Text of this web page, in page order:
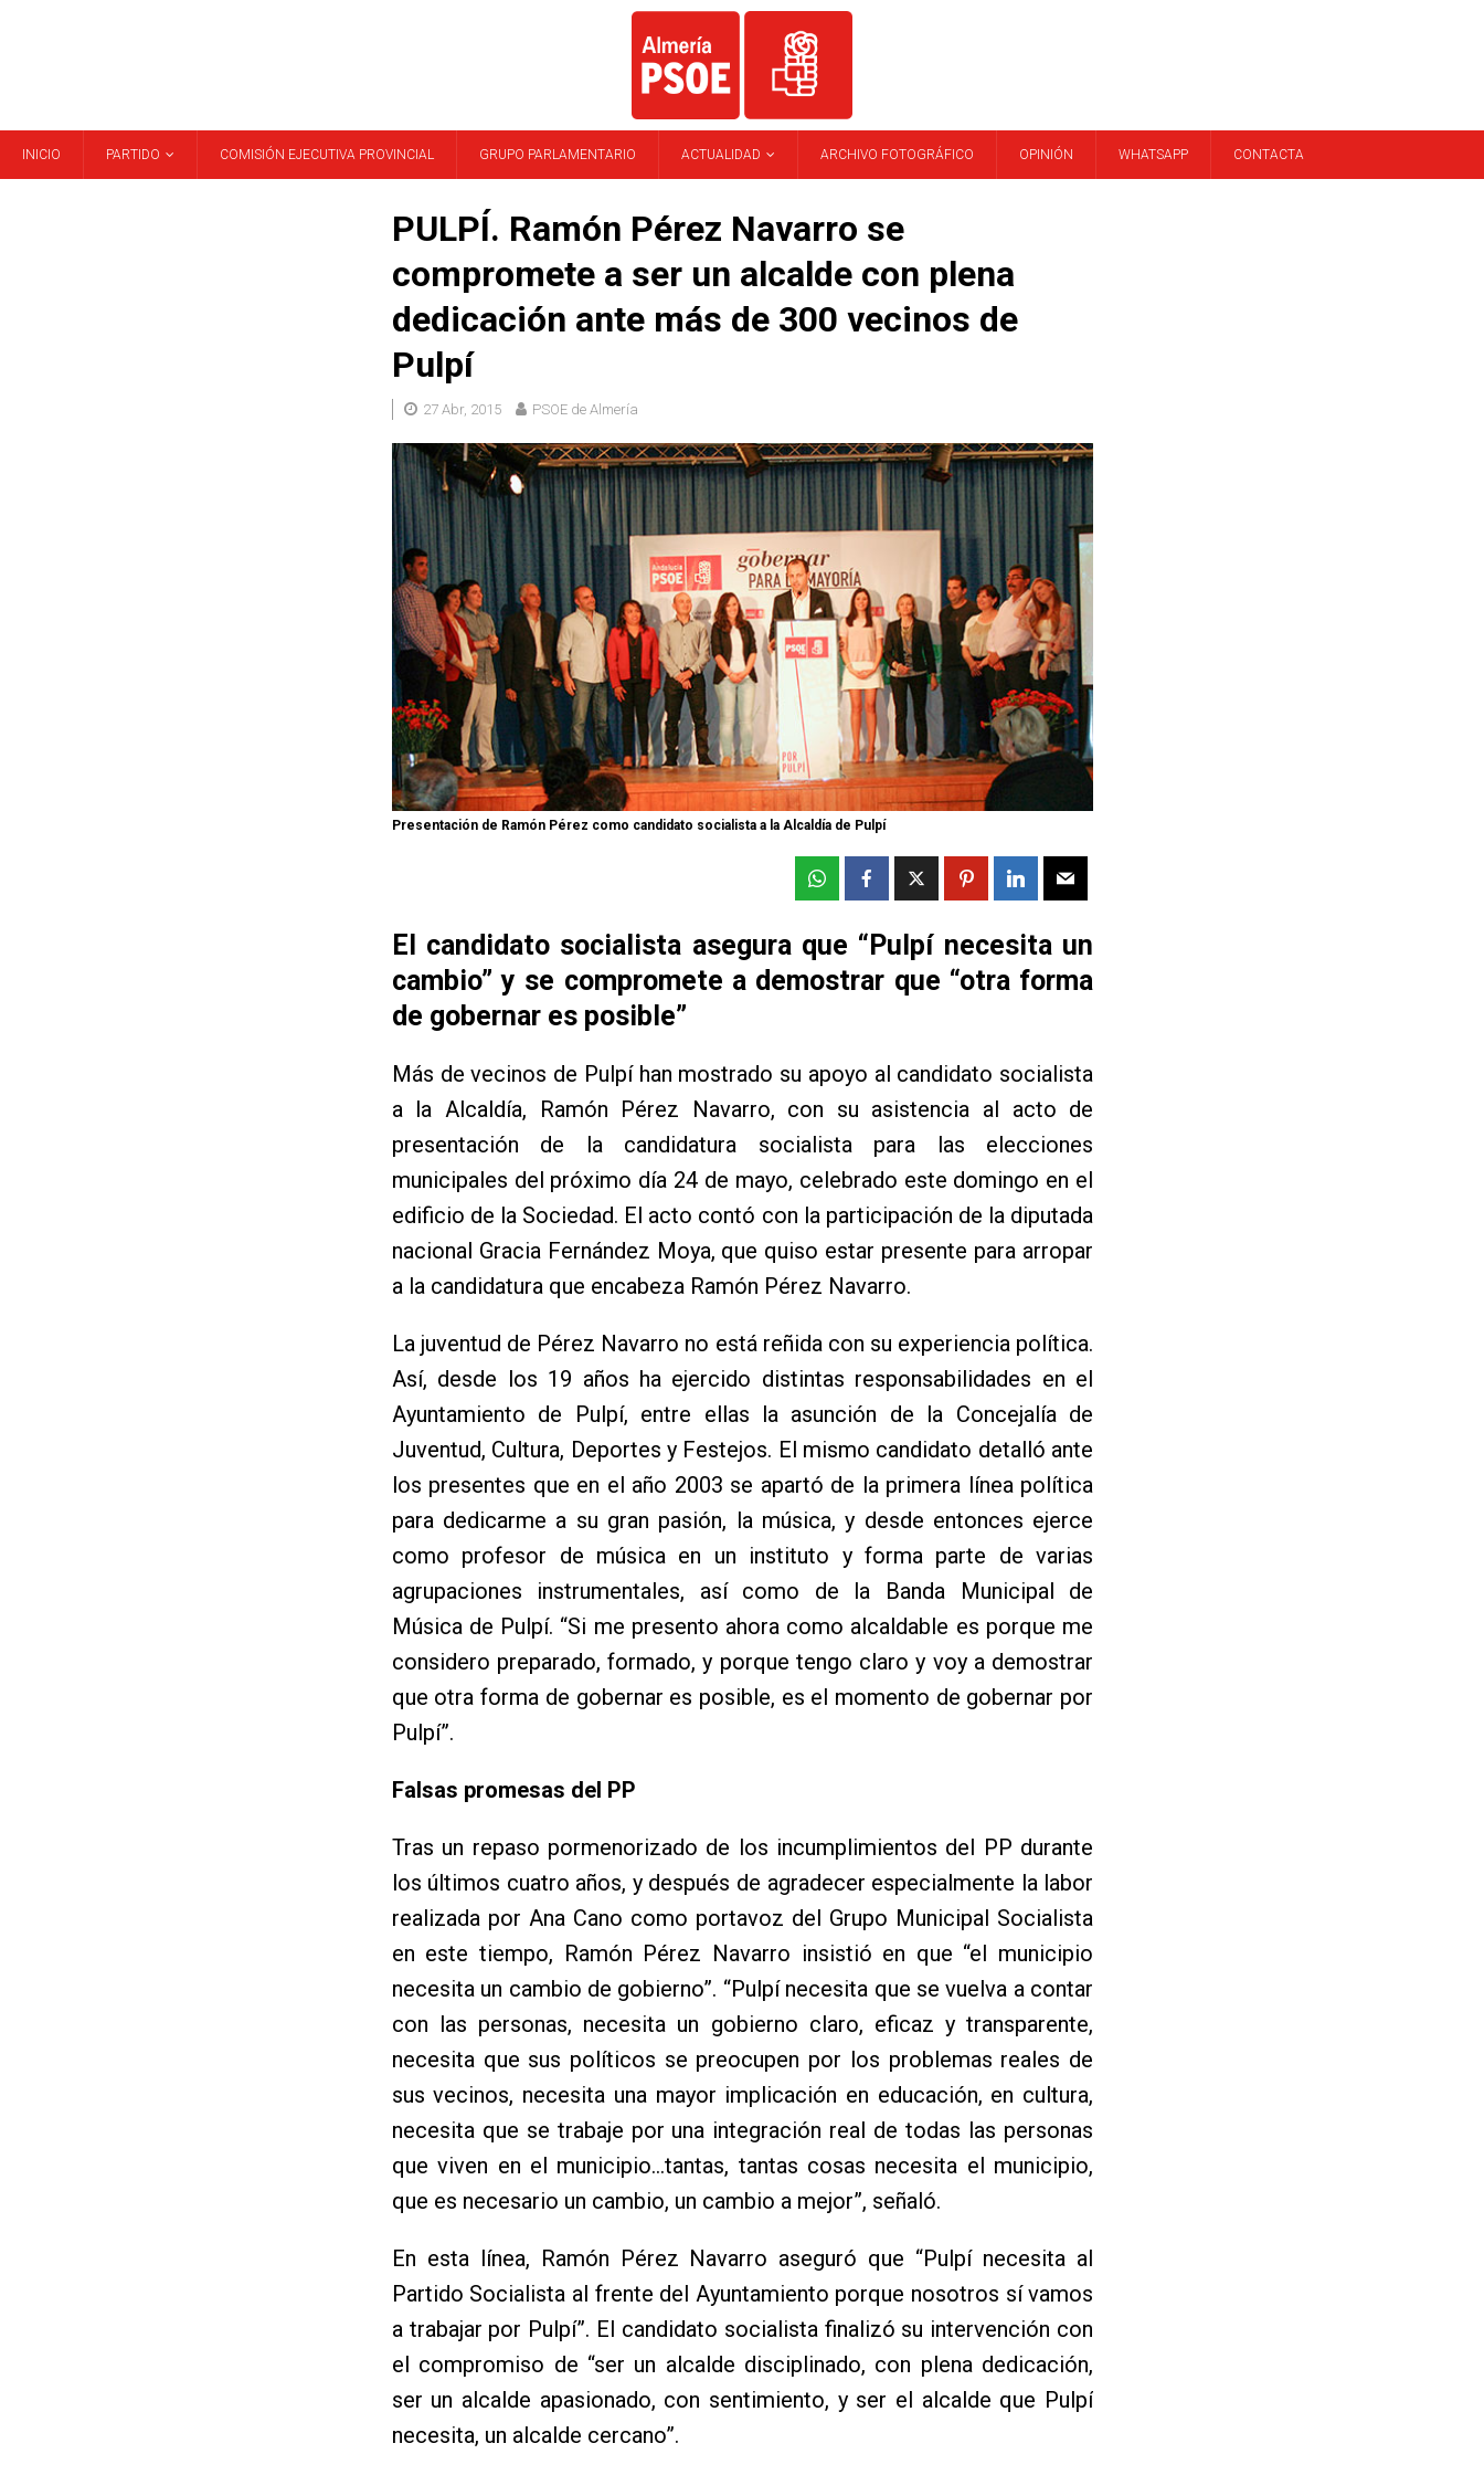
INICIO PARTIDO COMISIÓN EJECUTIVA PROVINCIAL GRUPO PARLAMENTARIO ACTUALIDAD ARCHIVO FOTOGRÁFICO OPINIÓN WHATSAPP CONTACTA
PULPÍ. Ramón Pérez Navarro se
compromete a ser un alcalde con plena
dedicación ante más de 300 vecinos de
Pulpí
27 Abr, 2015 PSOE de Almería
Presentación de Ramón Pérez como candidato socialista a la Alcaldía de Pulpí
El candidato socialista asegura que “Pulpí necesita un
cambio” y se compromete a demostrar que “otra forma
de gobernar es posible”
Más de vecinos de Pulpí han mostrado su apoyo al candidato socialista
a la Alcaldía, Ramón Pérez Navarro, con su asistencia al acto de
presentación de la candidatura socialista para las elecciones
municipales del próximo día 24 de mayo, celebrado este domingo en el
edificio de la Sociedad. El acto contó con la participación de la diputada
nacional Gracia Fernández Moya, que quiso estar presente para arropar
a la candidatura que encabeza Ramón Pérez Navarro.
La juventud de Pérez Navarro no está reñida con su experiencia política.
Así, desde los 19 años ha ejercido distintas responsabilidades en el
Ayuntamiento de Pulpí, entre ellas la asunción de la Concejalía de
Juventud, Cultura, Deportes y Festejos. El mismo candidato detalló ante
los presentes que en el año 2003 se apartó de la primera línea política
para dedicarme a su gran pasión, la música, y desde entonces ejerce
como profesor de música en un instituto y forma parte de varias
agrupaciones instrumentales, así como de la Banda Municipal de
Música de Pulpí. “Si me presento ahora como alcaldable es porque me
considero preparado, formado, y porque tengo claro y voy a demostrar
que otra forma de gobernar es posible, es el momento de gobernar por
Pulpí”.
Falsas promesas del PP
Tras un repaso pormenorizado de los incumplimientos del PP durante
los últimos cuatro años, y después de agradecer especialmente la labor
realizada por Ana Cano como portavoz del Grupo Municipal Socialista
en este tiempo, Ramón Pérez Navarro insistió en que “el municipio
necesita un cambio de gobierno”. “Pulpí necesita que se vuelva a contar
con las personas, necesita un gobierno claro, eficaz y transparente,
necesita que sus políticos se preocupen por los problemas reales de
sus vecinos, necesita una mayor implicación en educación, en cultura,
necesita que se trabaje por una integración real de todas las personas
que viven en el municipio…tantas, tantas cosas necesita el municipio,
que es necesario un cambio, un cambio a mejor”, señaló.
En esta línea, Ramón Pérez Navarro aseguró que “Pulpí necesita al
Partido Socialista al frente del Ayuntamiento porque nosotros sí vamos
a trabajar por Pulpí”. El candidato socialista finalizó su intervención con
el compromiso de “ser un alcalde disciplinado, con plena dedicación,
ser un alcalde apasionado, con sentimiento, y ser el alcalde que Pulpí
necesita, un alcalde cercano”.